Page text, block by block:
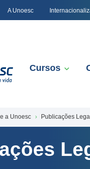
A Unoesc
Cursos
a Unoesc Publicações